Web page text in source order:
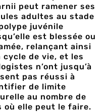
peut ramener ses
adultes au stade
juvénile
est blessée ou
relançant ainsi
cycle de vie, et les
n’ont jusqu’à
pas réussi à
de limite
au nombre de
où elle peut le faire.